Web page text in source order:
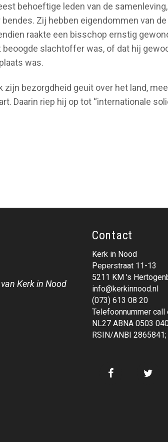
behoeftige leden van de
Zij hebben eigendommen van
raakte een bisschop ernstig
slachtoffer was, of dat hij
was.
zijn bezorgdheid geuit over het land,
Daarin riep hij op tot “internationale
Kerk in Nood
Contact
Kerk in Nood
Peperstraat 11-13
5211 KM 's
info@kerkinnood.nl
(073) 613 08 20
Telefoonnummer
NL27 ABNA 0503
RSIN/ANBI